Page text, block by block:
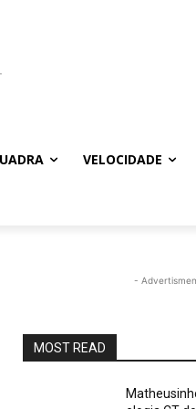
VELOCIDADE
-
MOST READ